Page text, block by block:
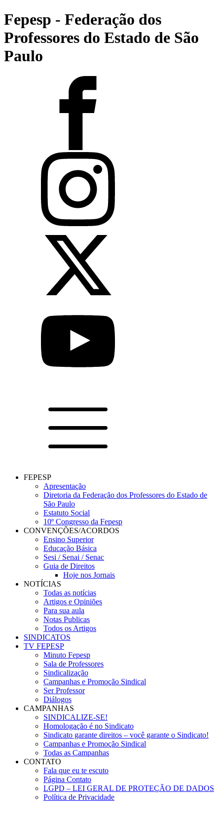
Fepesp - Federação dos
Professores do Estado de São
Paulo
FEPESP
Apresentação
Diretoria da Federação dos Professores do Estado de
São Paulo
Estatuto Social
10º Congresso da Fepesp
CONVENÇÕES/ACORDOS
Ensino Superior
Educação Básica
Sesi / Senai / Senac
Guia de Direitos
Hoje nos Jornais
NOTÍCIAS
Todas as notícias
Artigos e Opiniões
Para sua aula
Notas Publicas
Todos os Artigos
SINDICATOS
TV FEPESP
Minuto Fepesp
Sala de Professores
Sindicalização
Campanhas e Promoção Sindical
Ser Professor
Diálogos
CAMPANHAS
SINDICALIZE-SE!
Homologação é no Sindicato
Sindicato garante direitos – você garante o Sindicato!
Campanhas e Promoção Sindical
Todas as Campanhas
CONTATO
Fala que eu te escuto
Página Contato
LGPD – LEI GERAL DE PROTEÇÃO DE DADOS
Política de Privacidade